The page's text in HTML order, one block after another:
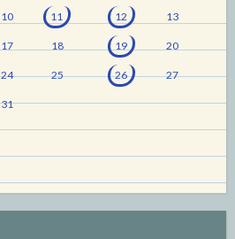
10 11 12 13
17 18 19 20
24 25 26 27
31